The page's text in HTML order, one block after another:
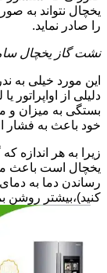
یخچال نتواند به
را صادر نماید.
نشت گاز یخچال
این مورد خیلی به
دلیلی از
بستگی به میزان و
خود باعث به فشار
زیرا به هر اندازه
یخچال است باعث
رساندن دما به
کنید)،بیشتر روشن